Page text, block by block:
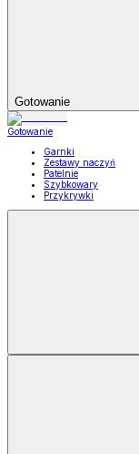
Gotowanie
Gotowanie
Garnki
Zestawy naczyń
Patelnie
Szybkowary
Przykrywki